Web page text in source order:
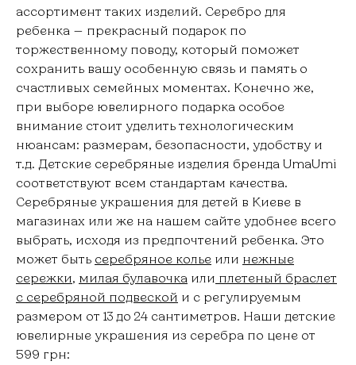
ассортимент таких изделий. Серебро для
ребенка — прекрасный подарок по
торжественному поводу, который поможет
сохранить вашу особенную связь и память о
счастливых семейных моментах. Конечно же,
при выборе ювелирного подарка особое
внимание стоит уделить технологическим
нюансам: размерам, безопасности, удобству и
т.д. Детские серебряные изделия бренда UmaUmi
соответствуют всем стандартам качества.
Серебряные украшения для детей в Киеве в
магазинах или же на нашем сайте удобнее всего
выбрать, исходя из предпочтений ребенка. Это
может быть серебряное колье или нежные
сережки, милая булавочка или плетеный браслет
с серебряной подвеской и с регулируемым
размером от 13 до 24 сантиметров. Наши детские
ювелирные украшения из серебра по цене от
599 грн: